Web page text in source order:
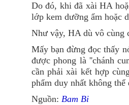
Do đó, khi đã xài HA
lớp kem dưỡng ẩm hoặc
Như vậy, HA dù vô cùng
Mấy bạn đừng đọc thấy
được phong là ''chánh
cần phải xài kết hợp
phẩm duy nhất không
Nguồn: Bam Bi